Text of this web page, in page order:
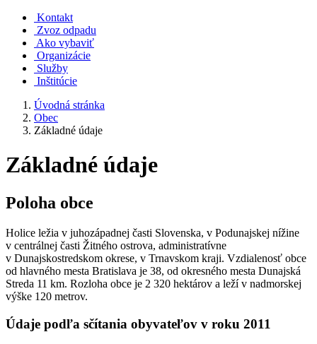
Kontakt
Zvoz odpadu
Ako vybaviť
Organizácie
Služby
Inštitúcie
Úvodná stránka
Obec
Základné údaje
Základné údaje
Poloha obce
Holice ležia v juhozápadnej časti Slovenska, v Podunajskej nížine
v centrálnej časti Žitného ostrova, administratívne
v Dunajskostredskom okrese, v Trnavskom kraji. Vzdialenosť obce
od hlavného mesta Bratislava je 38, od okresného mesta Dunajská
Streda 11 km. Rozloha obce je 2 320 hektárov a leží v nadmorskej
výške 120 metrov.
Údaje podľa sčítania obyvateľov v roku 2011